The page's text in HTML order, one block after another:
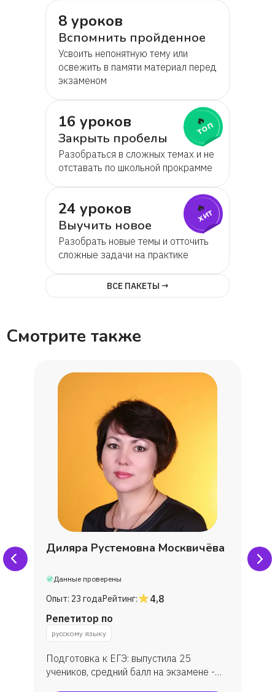
8 уроков
Вспомнить пройденное
Усвоить непонятную тему или
освежить в памяти материал перед
экзаменом
16 уроков
Закрыть пробелы
Разобраться в сложных темах и не
отставать по школьной прокрамме
🔥
топ
24 уроков
Выучить новое
Разобрать новые темы и отточить
сложные задачи на практике
🔥
хит
ВСЕ ПАКЕТЫ →
Смотрите также
Диляра Рустемовна Москвичёва
Данные проверены
Опыт: 23 годаРейтинг:
4,8
Репетитор по
русскому языку
Подготовка к ЕГЭ: выпустила 25
учеников, средний балл на экзамене -